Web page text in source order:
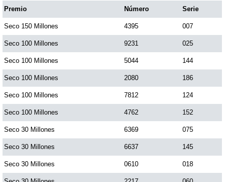
Dorado Noche
Fantástica Día
Fantástica Noche
Motilon Tarde
Motilon Noche
Premio Número Serie
Seco 150 Millones 4395 007
Seco 100 Millones 9231 025
Seco 100 Millones 5044 144
Seco 100 Millones 2080 186
Seco 100 Millones 7812 124
Seco 100 Millones 4762 152
Seco 30 Millones 6369 075
Seco 30 Millones 6637 145
Seco 30 Millones 0610 018